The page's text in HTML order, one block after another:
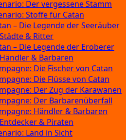
Der vergessene Stamm
Stoffe für Catan
– Die Legende der Seeräuber
& Ritter
– Die Legende der Eroberer
& Barbaren
Die Fischer von Catan
Die Flüsse von Catan
Der Zug der Karawanen
Der Barbarenüberfall
Händler & Barbaren
& Piraten
Land in Sicht